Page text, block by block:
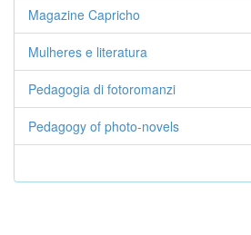
Magazine Capricho
Mulheres e literatura
Pedagogia di fotoromanzi
Pedagogy of photo-novels